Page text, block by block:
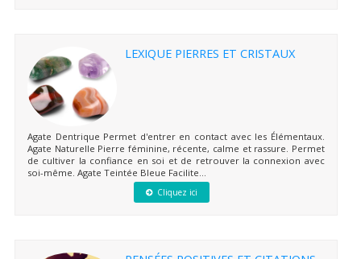
LEXIQUE PIERRES ET CRISTAUX
Agate Dentrique Permet d'entrer en contact avec les Élémentaux.
Agate Naturelle Pierre féminine, récente, calme et rassure. Permet
de cultiver la confiance en soi et de retrouver la connexion avec
soi-même. Agate Teintée Bleue Facilite...
Cliquez ici